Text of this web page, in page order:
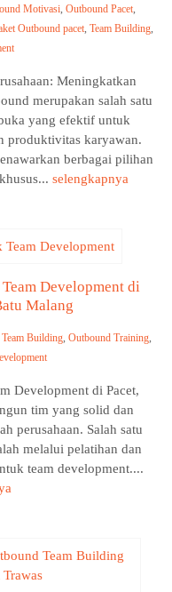
Motivasi, Outbound Pacet,
Outbound pacet, Team Building,
Meningkatkan
merupakan salah satu
yang efektif untuk
produktivitas karyawan.
berbagai pilihan
selengkapnya
Development di
Malang
Building, Outbound Training,
Development di Pacet,
tim yang solid dan
perusahaan. Salah satu
melalui pelatihan dan
team development....